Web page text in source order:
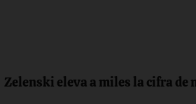
Zelenski eleva a miles la cifra de